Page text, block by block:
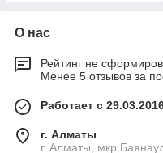
О нас
Рейтинг не
Менее 5 отзывов за
Работает с
г. Алматы
г. Алматы,